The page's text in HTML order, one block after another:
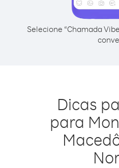
Selecione “Chamada
Dicas
para